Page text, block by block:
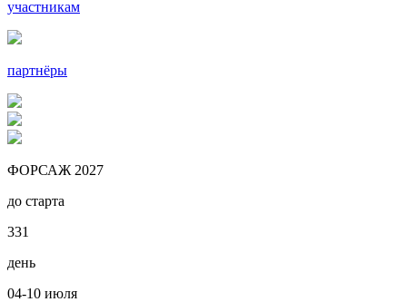
участникам
партнёры
ФОРСАЖ 2027
до старта
331
день
04-10 июля